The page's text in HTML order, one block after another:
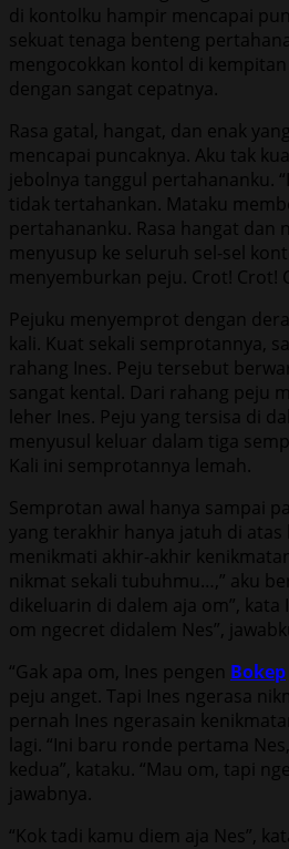
di kontolku hampir mencapai
sekuat tenaga benteng
mengocokkan kontol di
dengan sangat cepatnya.
Rasa gatal, hangat, dan enak
mencapai puncaknya. Aku tak
jebolnya tanggul pertahananku.
tidak tertahankan. Mataku
pertahananku. Rasa hangat dan
menyusup ke seluruh sel-sel
menyemburkan peju. Crot! Crot!
Pejuku menyemprot dengan
kali. Kuat sekali semprotannya,
rahang Ines. Peju tersebut
sangat kental. Dari rahang peju
leher Ines. Peju yang tersisa di
menyusul keluar dalam tiga
Kali ini semprotannya lemah.
Semprotan awal hanya sampai
yang terakhir hanya jatuh di atas
menikmati akhir-akhir
nikmat sekali tubuhmu…,” aku
dikeluarin di dalem aja om”, kata
om ngecret didalem Nes”,
“Gak apa om, Ines pengen Bokep
peju anget. Tapi Ines ngerasa
pernah Ines ngerasain
lagi. “Ini baru ronde pertama
kedua”, kataku. “Mau om, tapi
jawabnya.
“Kok tadi kamu diem aja Nes”,